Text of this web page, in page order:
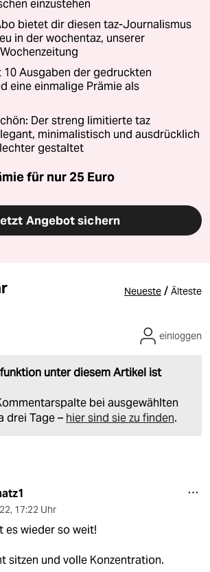
einzustehen
bietet dir diesen taz-Journalismus
in der wochentaz, unserer
10 Ausgaben der gedruckten
eine einmalige Prämie als
Der streng limitierte taz
minimalistisch und ausdrücklich
gestaltet
für nur 25 Euro
Angebot sichern
Neueste / Älteste
unter diesem Artikel ist
bei ausgewählten
drei Tage – hier sind sie zu finden.
einloggen
, 17:22 Uhr
es wieder so weit!
sitzen und volle Konzentration.